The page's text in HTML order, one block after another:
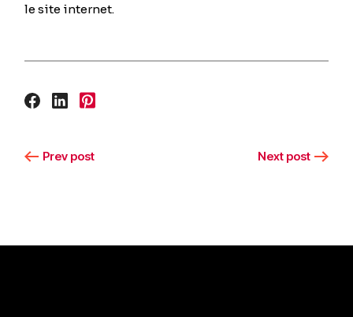
le site internet.
Prev post Next post